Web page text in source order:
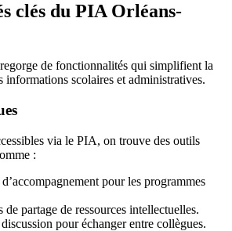
clés du PIA Orléans-
de fonctionnalités qui simplifient la
informations scolaires et administratives.
via le PIA, on trouve des outils
:
pour les programmes
de partage de ressources intellectuelles.
pour échanger entre collègues.